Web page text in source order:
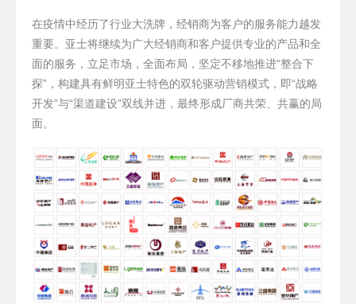
在疫情中经历了行业大洗牌，经销商为客户的服务能力越发
重要。亚士将继续为广大经销商和客户提供专业的产品和全
面的服务，立足市场，全面布局，坚定不移地推进“整合下
探”，构建具有鲜明亚士特色的双轮驱动营销模式，即“战略
开发”与“渠道建设”双线并进，最终形成厂商共荣、共赢的局
面。